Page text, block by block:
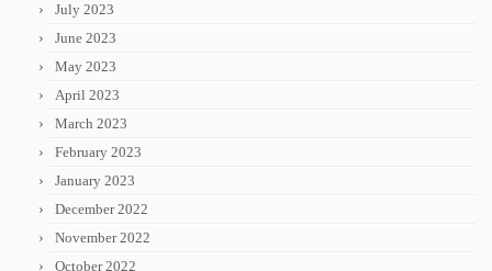
July 2023
June 2023
May 2023
April 2023
March 2023
February 2023
January 2023
December 2022
November 2022
October 2022